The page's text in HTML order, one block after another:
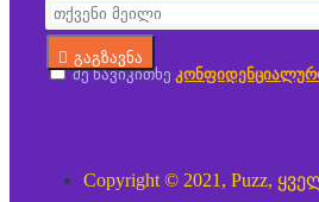
გაგზავნა
მე წავიკითხე
Copyright © 2021, Puzz,